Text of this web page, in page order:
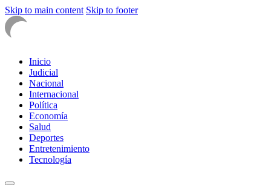
Skip to main content Skip to footer
Inicio
Judicial
Nacional
Internacional
Política
Economía
Salud
Deportes
Entretenimiento
Tecnología